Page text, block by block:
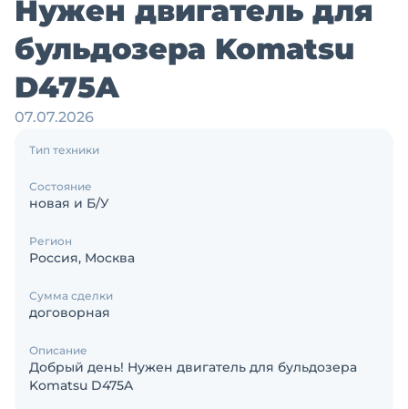
Нужен двигатель для
бульдозера Komatsu
D475A
07.07.2026
Тип техники
Состояние
новая и Б/У
Регион
Россия, Москва
Сумма сделки
договорная
Описание
Добрый день! Нужен двигатель для бульдозера
Komatsu D475A